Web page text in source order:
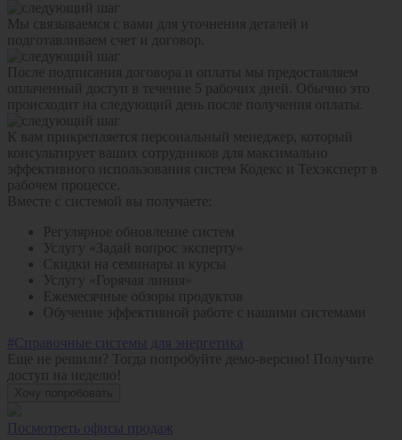
Мы связываемся с вами для уточнения деталей и
подготавливаем счет и договор.
После подписания договора и оплаты мы предоставляем
оплаченный доступ в течение 5 рабочих дней. Обычно это
происходит на следующий день после получения оплаты.
К вам прикрепляется персональный менеджер, который
консультирует ваших сотрудников для максимально
эффективного использования систем Кодекс и Техэксперт в
рабочем процессе.
Вместе с системой вы получаете:
Регулярное обновление систем
Услугу «Задай вопрос эксперту»
Скидки на семинары и курсы
Услугу «Горячая линия»
Ежемесячные обзоры продуктов
Обучение эффективной работе с нашими системами
#Справочные системы для энергетика
Еще не решили? Тогда попробуйте демо-версию! Получите
доступ на неделю!
Посмотреть офисы продаж